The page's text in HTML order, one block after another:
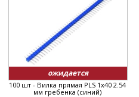
Цена ▼
ожидается
100 шт - Вилка прямая PLS 1x40 2.54
мм гребенка (синий)